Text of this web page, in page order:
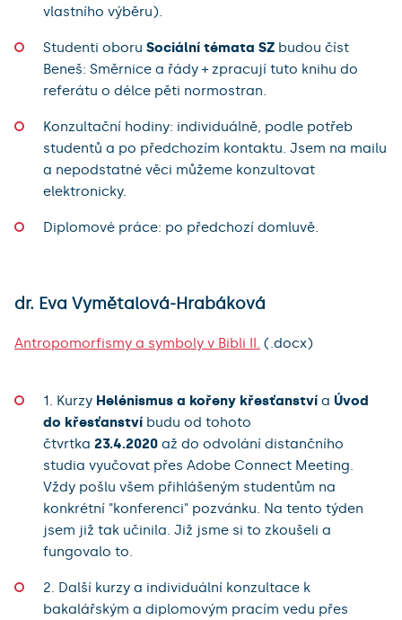
vlastního výběru).
Studenti oboru Sociální témata SZ budou číst
Beneš: Směrnice a řády + zpracují tuto knihu do
referátu o délce pěti normostran.
Konzultační hodiny: individuálně, podle potřeb
studentů a po předchozím kontaktu. Jsem na mailu
a nepodstatné věci můžeme konzultovat
elektronicky.
Diplomové práce: po předchozí domluvě.
dr. Eva Vymětalová-Hrabáková
Antropomorfismy a symboly v Bibli II. (.docx)
1. Kurzy Helénismus a kořeny křesťanství a Úvod
do křesťanství budu od tohoto
čtvrtka 23.4.2020 až do odvolání distančního
studia vyučovat přes Adobe Connect Meeting.
Vždy pošlu všem přihlášeným studentům na
konkrétní "konferenci" pozvánku. Na tento týden
jsem již tak učinila. Již jsme si to zkoušeli a
fungovalo to.
2. Další kurzy a individuální konzultace k
bakalářským a diplomovým pracím vedu přes